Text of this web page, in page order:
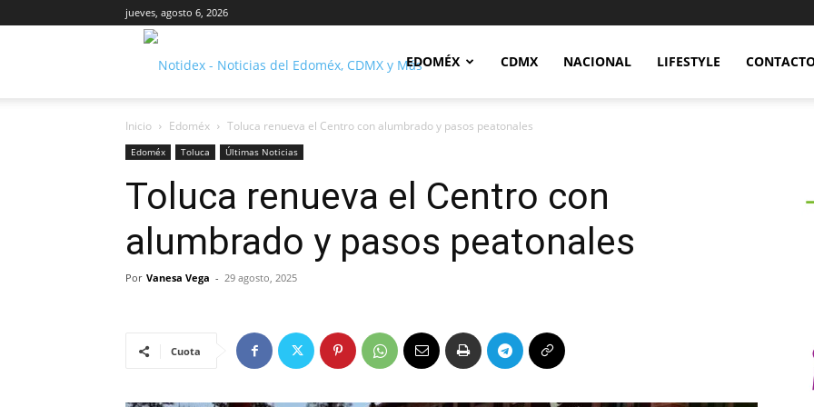
jueves, agosto 6, 2026
Notidex
EDOMÉX CDMX NACIONAL LIFESTYLE
Inicio Edoméx Toluca renueva el Centro con alumbrado y pasos peatonales
Edoméx Toluca Últimas Noticias
Toluca renueva el Centro con
alumbrado y pasos peatonales
Por Vanesa Vega - 29 agosto, 2025
Cuota